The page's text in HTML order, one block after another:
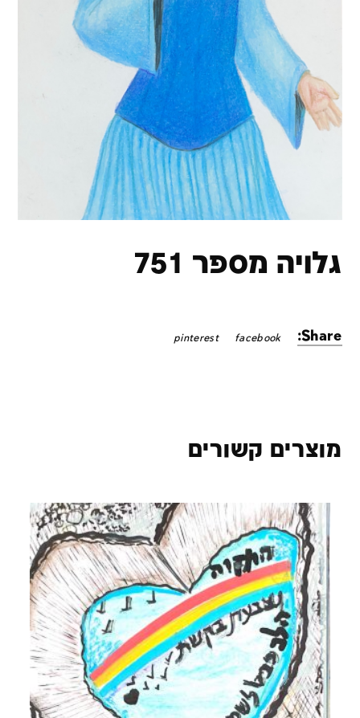
גלויה מספר 751
Share:
facebook
pinterest
מוצרים קשורים